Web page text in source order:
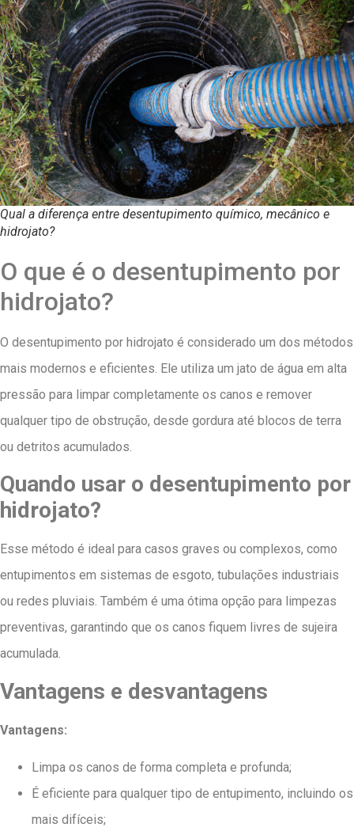
Qual a diferença entre desentupimento químico, mecânico e
hidrojato?
O que é o desentupimento por
hidrojato?
O desentupimento por hidrojato é considerado um dos métodos
mais modernos e eficientes. Ele utiliza um jato de água em alta
pressão para limpar completamente os canos e remover
qualquer tipo de obstrução, desde gordura até blocos de terra
ou detritos acumulados.
Quando usar o desentupimento por
hidrojato?
Esse método é ideal para casos graves ou complexos, como
entupimentos em sistemas de esgoto, tubulações industriais
ou redes pluviais. Também é uma ótima opção para limpezas
preventivas, garantindo que os canos fiquem livres de sujeira
acumulada.
Vantagens e desvantagens
Vantagens:
Limpa os canos de forma completa e profunda;
É eficiente para qualquer tipo de entupimento, incluindo os
mais difíceis;